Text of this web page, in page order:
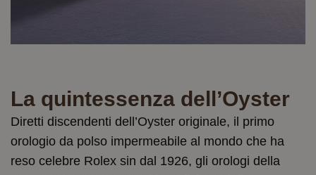
La quintessenza dell’Oyster
Diretti discendenti dell’Oyster originale, il primo
orologio da polso impermeabile al mondo che ha
reso celebre Rolex sin dal 1926, gli orologi della